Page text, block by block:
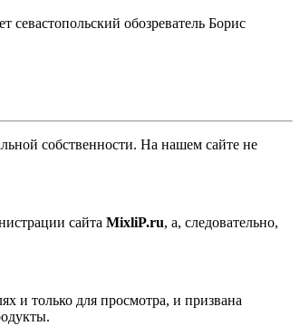
обозреватель Борис
собственности. На нашем сайте не
сайта MixliP.ru, а, следовательно,
и только для просмотра, и призвана